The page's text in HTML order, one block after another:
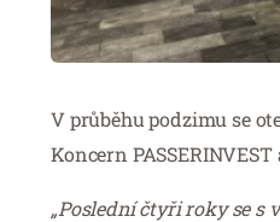
V průběhu podzimu se
Koncern
„Poslední čtyři roky se s